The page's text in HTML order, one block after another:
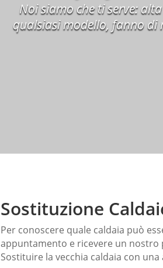
Noi siamo che ti serve:
qualsiasi modello, fanno di
Sostituzione
Per conoscere quale caldaia può
appuntamento e ricevere un nostro
Sostituire la vecchia caldaia con una